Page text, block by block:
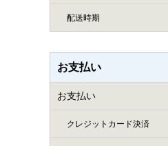
配送時期
お支払い
お支払い
クレジットカード決済